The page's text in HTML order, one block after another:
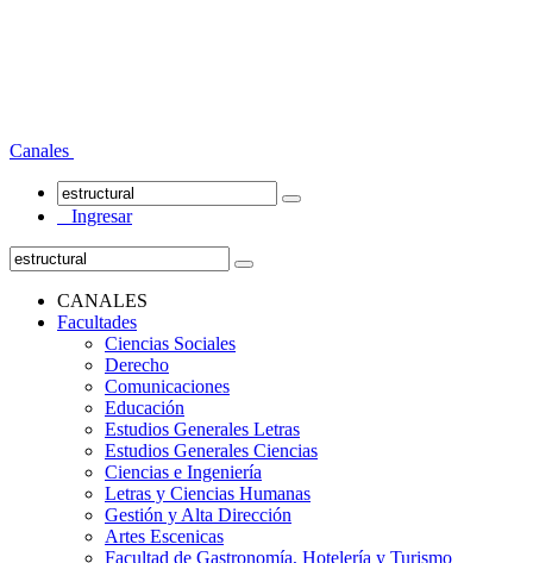
Canales
Ingresar
CANALES
Facultades
Ciencias Sociales
Derecho
Comunicaciones
Educación
Estudios Generales Letras
Estudios Generales Ciencias
Ciencias e Ingeniería
Letras y Ciencias Humanas
Gestión y Alta Dirección
Artes Escenicas
Facultad de Gastronomía, Hotelería y Turismo